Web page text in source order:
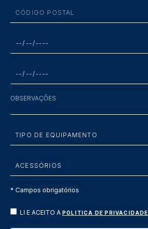
* Campos obrigatórios
LI E ACEITO A POLITICA DE PRIVACIDADE